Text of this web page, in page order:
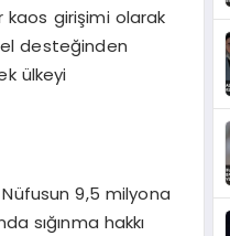
kaos girişimi olarak
desteğinden
ülkeyi
9,5 milyona
sığınma hakkı